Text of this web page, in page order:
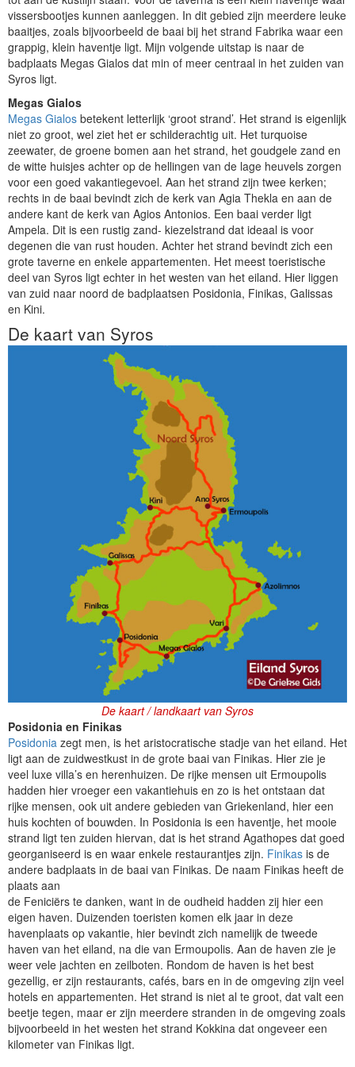
vissersbootjes kunnen aanleggen. In dit gebied zijn meerdere leuke
baaitjes, zoals bijvoorbeeld de baai bij het strand Fabrika waar een
grappig, klein haventje ligt. Mijn volgende uitstap is naar de
badplaats Megas Gialos dat min of meer centraal in het zuiden van
Syros ligt.
Megas Gialos
Megas Gialos betekent letterlijk ‘groot strand’. Het strand is eigenlijk
niet zo groot, wel ziet het er schilderachtig uit. Het turquoise
zeewater, de groene bomen aan het strand, het goudgele zand en
de witte huisjes achter op de hellingen van de lage heuvels zorgen
voor een goed vakantiegevoel. Aan het strand zijn twee kerken;
rechts in de baai bevindt zich de kerk van Agia Thekla en aan de
andere kant de kerk van Agios Antonios. Een baai verder ligt
Ampela. Dit is een rustig zand- kiezelstrand dat ideaal is voor
degenen die van rust houden. Achter het strand bevindt zich een
grote taverne en enkele appartementen. Het meest toeristische
deel van Syros ligt echter in het westen van het eiland. Hier liggen
van zuid naar noord de badplaatsen Posidonia, Finikas, Galissas
en Kini.
De kaart van Syros
De kaart / landkaart van Syros
Posidonia en Finikas
Posidonia zegt men, is het aristocratische stadje van het eiland. Het
ligt aan de zuidwestkust in de grote baai van Finikas. Hier zie je
veel luxe villa’s en herenhuizen. De rijke mensen uit Ermoupolis
hadden hier vroeger een vakantiehuis en zo is het ontstaan dat
rijke mensen, ook uit andere gebieden van Griekenland, hier een
huis kochten of bouwden. In Posidonia is een haventje, het mooie
strand ligt ten zuiden hiervan, dat is het strand Agathopes dat goed
georganiseerd is en waar enkele restaurantjes zijn. Finikas is de
andere badplaats in de baai van Finikas. De naam Finikas heeft de
plaats aan
de Feniciërs te danken, want in de oudheid hadden zij hier een
eigen haven. Duizenden toeristen komen elk jaar in deze
havenplaats op vakantie, hier bevindt zich namelijk de tweede
haven van het eiland, na die van Ermoupolis. Aan de haven zie je
weer vele jachten en zeilboten. Rondom de haven is het best
gezellig, er zijn restaurants, cafés, bars en in de omgeving zijn veel
hotels en appartementen. Het strand is niet al te groot, dat valt een
beetje tegen, maar er zijn meerdere stranden in de omgeving zoals
bijvoorbeeld in het westen het strand Kokkina dat ongeveer een
kilometer van Finikas ligt.